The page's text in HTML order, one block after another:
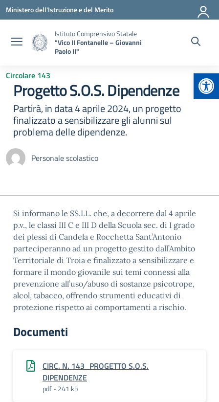
Vai ai contenuti
Vai al menu di navigazione
Vai al footer
Ministero dell'Istruzione e del Merito
Istituto Comprensivo Statale
"Vico II Fontanelle – Giovanni
Paolo II"
Circolare 143
Progetto S.O.S. Dipendenze
Partirà, in data 4 aprile 2024, un progetto
finalizzato a sensibilizzare gli alunni sul
problema delle dipendenze.
Personale scolastico
Si informano le SS.LL. che, a decorrere dal 4 aprile
p.v., le classi III C e III D della Scuola sec. di I grado
dei plessi di Candela e Rocchetta Sant’Antonio
parteciperanno ad un progetto gestito dall’Ambito
Territoriale di Troia e finalizzato a sensibilizzare e
formare il mondo giovanile sui temi connessi alla
prevenzione all’uso/abuso di sostanze psicotrope,
alcol, tabacco, offrendo strumenti educativi di
protezione rispetto ai comportamenti a rischio.
Documenti
CIRC. N. 143_PROGETTO S.O.S.
DIPENDENZE
pdf - 241 kb